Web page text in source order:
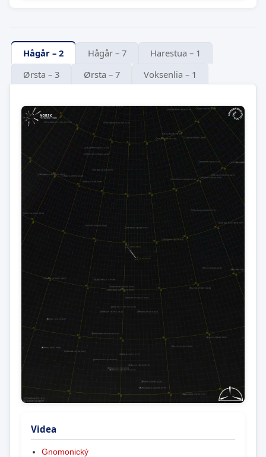
Hågår – 2 Hågår – 7
Harestua – 1
Ørsta – 3
Ørsta – 7 Voksenlia – 1
Videa
Gnomonický